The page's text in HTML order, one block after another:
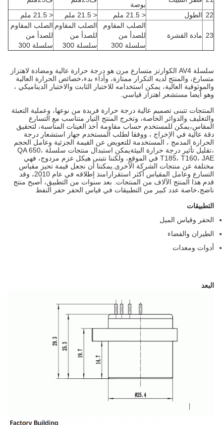
بوصة
22
الطول < 21.5 ملم < 21.5 ملم < 21.5 ملم
23 مادة القشرة
الصلب المقاوم
للصدأ من
سلسلة 300
الصلب المقاوم
للصدأ من
سلسلة 300
الصلب المقاوم
للصدأ من
سلسلة 300
سلسلة AV4 الكوارتز متسارع مرن هو درجة حرارة عالية ومضادة لاهتزاز
متسارع، والمنتج لديه التكرار ممتازة، وأداء بدء،خصائص الحرارة العالية
والموثوقية العالية، يمكن استخدامه للاختبار الثابت والاختبار الديناميكي ،
وهو أيضا مستشعر اهتزاز قياسي.
المنتجات تتبنى تصميم عالية درجة حرارة فريدة من نوعها، وعملية التعبئة
والتغليف والدوائر الخاصة، وتخرج المنتج التيار متناسب مع التسارع
المقاس،يمكن للمستخدم حساب مقاومة أخذ العينات المناسبة، لتحقيق
دقة عالية في الإخراج ، ووفقا لطلب المستخدم جهاز استشعار درجة
الحرارة المدمج ، المستخدمة للتعويض عن القيمة الجزئية وعامل الحجم
،تقليل تأثير درجة حرارة البيئةيمكن استبدال منتجات سلسلة QA 650،
T185، T160، JAE في الموقع، ولكننا نتبنى هيكل عزم مزدوج، فهي
مختلفة عن منتجات الشركة الأخرى.يمكننا أن نجعل قيمة تحيز مقياس
التسارع وعامل المقياس أكثر استقرارامنذ إطلاقه في عام 2010، وقد
قدم هذا المنتج الآلاف من المنتجات. بعد سنوات من التطبيق، أصبح منتج
ناضج،خاصة عدد كبير من التطبيقات في قياس الحفر حفر النفط
التطبيقات
الحفر وقياس الميل
الطيران والفضاء
أدوات ومعدات
البعد